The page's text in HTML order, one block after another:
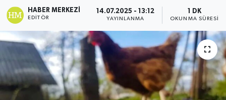
HABER MERKEZI
EDITÖR
14.07.2025 - 13:12
YAYINLANMA
1 DK
OKUNMA SÜRESI